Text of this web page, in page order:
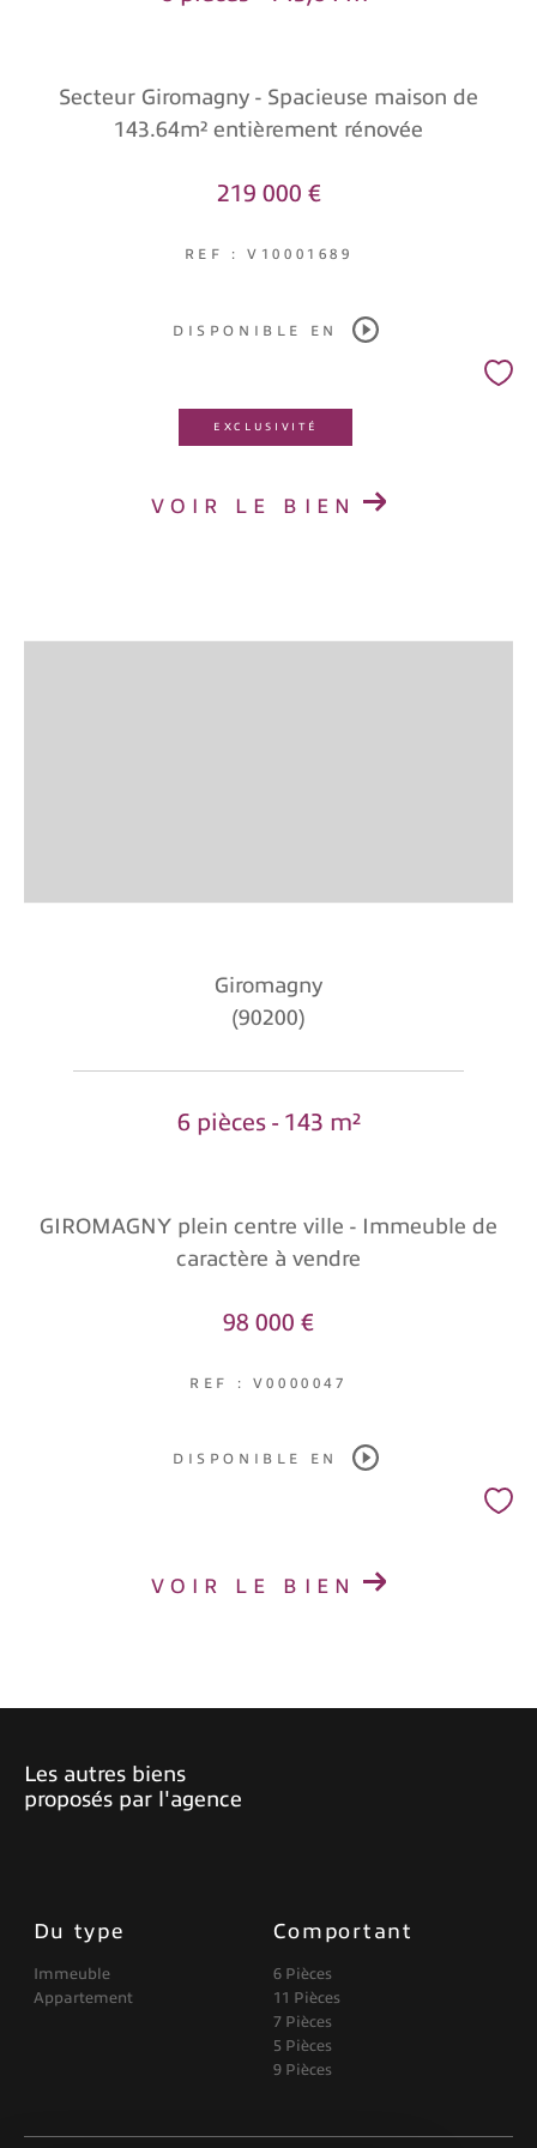
Secteur Giromagny - Spacieuse maison de
143.64m² entièrement rénovée
219 000 €
REF : V10001689
DISPONIBLE EN
EXCLUSIVITÉ
VOIR LE BIEN
Giromagny
(90200)
6 pièces - 143 m²
GIROMAGNY plein centre ville - Immeuble de
caractère à vendre
98 000 €
REF : V0000047
DISPONIBLE EN
VOIR LE BIEN
Les autres biens
proposés par l'agence
Du type
Immeuble
Appartement
Comportant
6 Pièces
11 Pièces
7 Pièces
5 Pièces
9 Pièces